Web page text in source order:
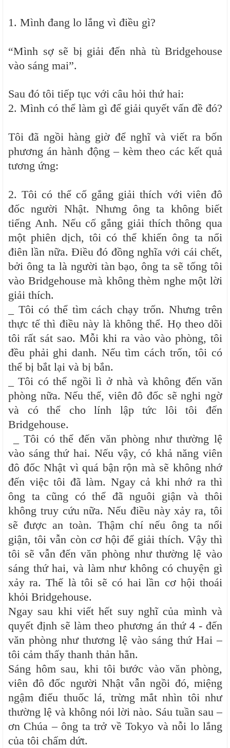
1. Mình đang lo lắng vì điều gì?
“Mình sợ sẽ bị giải đến nhà tù Bridgehouse
vào sáng mai”.
Sau đó tôi tiếp tục với câu hỏi thứ hai:
2. Mình có thể làm gì để giải quyết vấn đề đó?
Tôi đã ngồi hàng giờ để nghĩ và viết ra bốn
phương án hành động – kèm theo các kết quả
tương ứng:
2. Tôi có thể cố gắng giải thích với viên đô
đốc người Nhật. Nhưng ông ta không biết
tiếng Anh. Nếu cố gắng giải thích thông qua
một phiên dịch, tôi có thể khiến ông ta nổi
điên lần nữa. Điều đó đồng nghĩa với cái chết,
bởi ông ta là người tàn bạo, ông ta sẽ tống tôi
vào Bridgehouse mà không thèm nghe một lời
giải thích.
_ Tôi có thể tìm cách chạy trốn. Nhưng trên
thực tế thì điều này là không thể. Họ theo dõi
tôi rất sát sao. Mỗi khi ra vào vào phòng, tôi
đều phải ghi danh. Nếu tìm cách trốn, tôi có
thể bị bắt lại và bị bắn.
_ Tôi có thể ngồi lì ở nhà và không đến văn
phòng nữa. Nếu thế, viên đô đốc sẽ nghi ngờ
và có thể cho lính lập tức lôi tôi đến
Bridgehouse.
_ Tôi có thể đến văn phòng như thường lệ
vào sáng thứ hai. Nếu vậy, có khả năng viên
đô đốc Nhật vì quá bận rộn mà sẽ không nhớ
đến việc tôi đã làm. Ngay cả khi nhớ ra thì
ông ta cũng có thể đã nguôi giận và thôi
không truy cứu nữa. Nếu điều này xảy ra, tôi
sẽ được an toàn. Thậm chí nếu ông ta nổi
giận, tôi vẫn còn cơ hội để giải thích. Vậy thì
tôi sẽ vẫn đến văn phòng như thường lệ vào
sáng thứ hai, và làm như không có chuyện gì
xảy ra. Thế là tôi sẽ có hai lần cơ hội thoái
khỏi Bridgehouse.
Ngay sau khi viết hết suy nghĩ của mình và
quyết định sẽ làm theo phương án thứ 4 - đến
văn phòng như thương lệ vào sáng thứ Hai –
tôi cảm thấy thanh thản hẳn.
Sáng hôm sau, khi tôi bước vào văn phòng,
viên đô đốc người Nhật vẫn ngồi đó, miệng
ngậm điếu thuốc lá, trừng mắt nhìn tôi như
thường lệ và không nói lời nào. Sáu tuần sau –
ơn Chúa – ông ta trở về Tokyo và nỗi lo lắng
của tôi chấm dứt.